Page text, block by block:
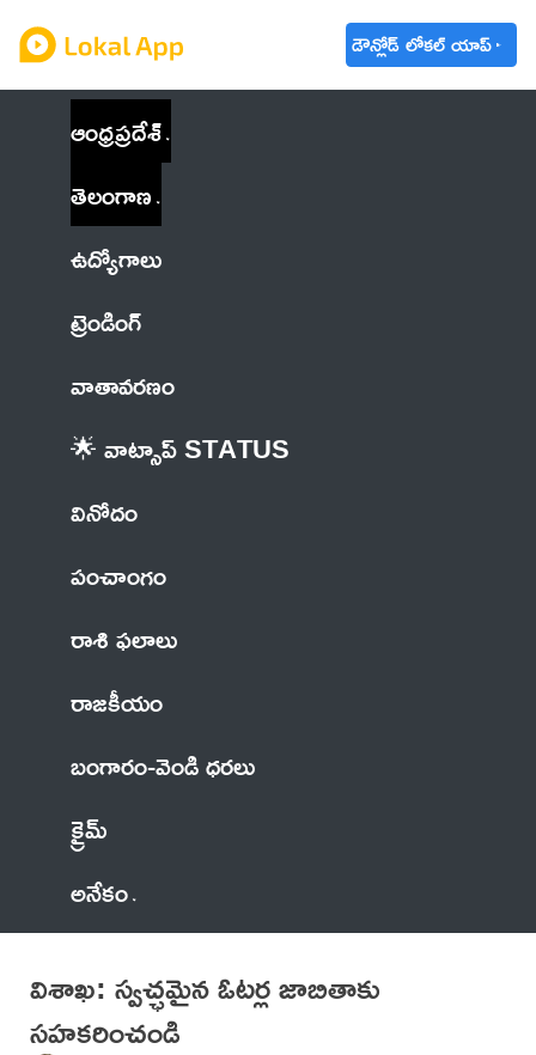
డౌన్లోడ్ లోకల్ యాప్
ఆంధ్రప్రదేశ్
తెలంగాణ
ఉద్యోగాలు
ట్రెండింగ్
వాతావరణం
🌟 వాట్సాప్ STATUS
వినోదం
పంచాంగం
రాశి ఫలాలు
రాజకీయం
బంగారం-వెండి ధరలు
క్రైమ్
అనేకం
విశాఖ‌: స్వచ్ఛమైన ఓటర్ల జాబితాకు
సహకరించండి